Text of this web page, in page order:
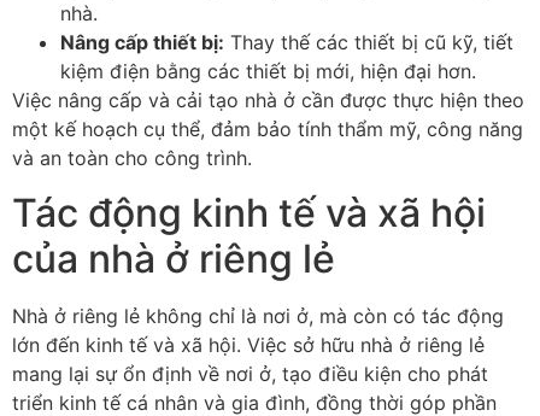
nhà.
Nâng cấp thiết bị: Thay thế các thiết bị cũ kỹ, tiết
kiệm điện bằng các thiết bị mới, hiện đại hơn.
Việc nâng cấp và cải tạo nhà ở cần được thực hiện theo
một kế hoạch cụ thể, đảm bảo tính thẩm mỹ, công năng
và an toàn cho công trình.
Tác động kinh tế và xã hội
của nhà ở riêng lẻ
Nhà ở riêng lẻ không chỉ là nơi ở, mà còn có tác động
lớn đến kinh tế và xã hội. Việc sở hữu nhà ở riêng lẻ
mang lại sự ổn định về nơi ở, tạo điều kiện cho phát
triển kinh tế cá nhân và gia đình, đồng thời góp phần